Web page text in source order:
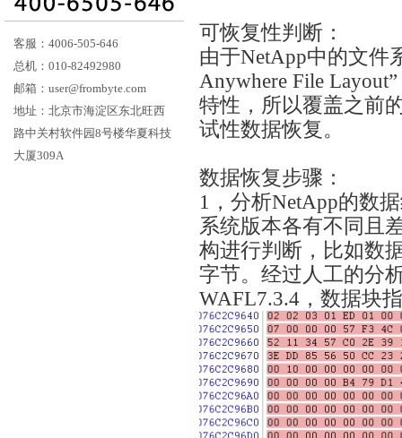
客服：4006-505-646
总机：010-82492980
邮箱：user@frombyte.com
地址：北京市海淀区东北旺西
路中关村软件园8号楼华夏科技
大厦309A
可恢复性判断：
由于NetApp中的文件
Anywhere File
特性，所以覆盖之前
试性数据恢复。
数据恢复步骤：
1，分析NetApp的数
系统版本各有不同且
构进行判断，比如数
字节。经过人工的分
WAFL7.3.4，数据块